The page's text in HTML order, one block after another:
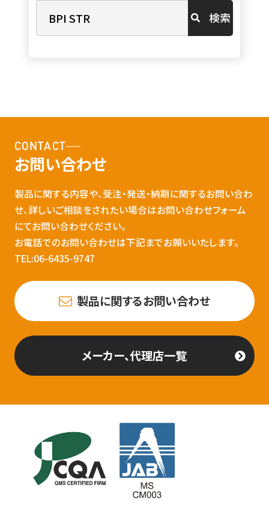
検索
CONTACT
お問い合わせ
製品に関する内容や、受注・発送・納期に関するお問い合わ
せ、詳しいご相談をされたい場合はお問い合わせフォーム
にてお問い合わせください。
お電話でのお問い合わせは下記までお願いいたします。
TEL:06-6435-9747
製品に関するお問い合わせ
メーカー、代理店一覧